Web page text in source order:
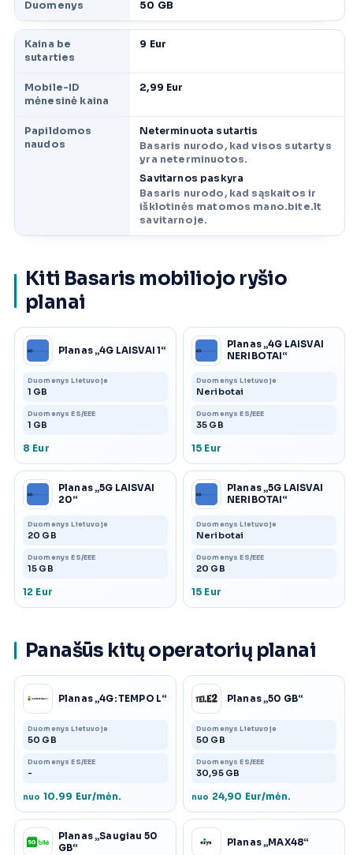
Duomenys 50 GB
Kaina be
sutarties
9 Eur
Mobile-ID
mėnesinė kaina
2,99 Eur
Papildomos
naudos
Neterminuota sutartis
Basaris nurodo, kad visos sutartys
yra neterminuotos.
Savitarnos paskyra
Basaris nurodo, kad sąskaitos ir
išklotinės matomos mano.bite.lt
savitarnoje.
Kiti Basaris mobiliojo ryšio
planai
Planas „4G LAISVAI 1“
Duomenys Lietuvoje
1 GB
Duomenys ES/EEE
1 GB
8 Eur
Planas „4G LAISVAI
NERIBOTAI“
Duomenys Lietuvoje
Neribotai
Duomenys ES/EEE
35 GB
15 Eur
Planas „5G LAISVAI
20“
Duomenys Lietuvoje
20 GB
Duomenys ES/EEE
15 GB
12 Eur
Planas „5G LAISVAI
NERIBOTAI“
Duomenys Lietuvoje
Neribotai
Duomenys ES/EEE
20 GB
15 Eur
Panašūs kitų operatorių planai
Planas „4G: TEMPO L“
Duomenys Lietuvoje
50 GB
Duomenys ES/EEE
-
nuo 10.99 Eur/mėn.
Planas „50 GB“
Duomenys Lietuvoje
50 GB
Duomenys ES/EEE
30,95 GB
nuo 24,90 Eur/mėn.
Planas „Saugiau 50
GB“
Planas „MAX48“